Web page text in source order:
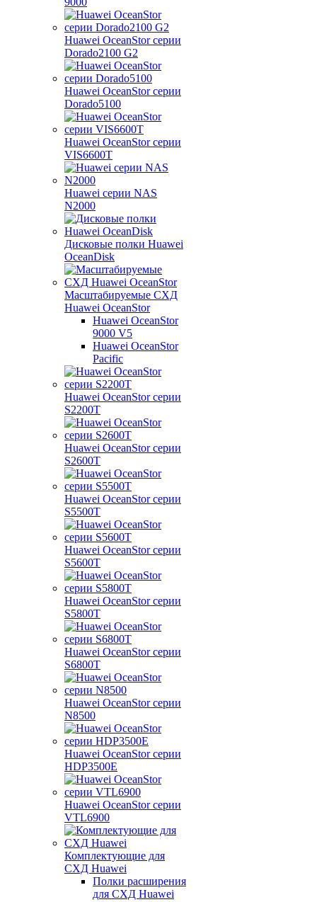
Huawei OceanStor серии
Dorado2100 G2
Huawei OceanStor серии
Dorado5100
Huawei OceanStor серии
VIS6600T
Huawei серии NAS
N2000
Дисковые полки Huawei
OceanDisk
Масштабируемые СХД
Huawei OceanStor
Huawei OceanStor
9000 V5
Huawei OceanStor
Pacific
Huawei OceanStor серии
S2200T
Huawei OceanStor серии
S2600T
Huawei OceanStor серии
S5500T
Huawei OceanStor серии
S5600T
Huawei OceanStor серии
S5800T
Huawei OceanStor серии
S6800T
Huawei OceanStor серии
N8500
Huawei OceanStor серии
HDP3500E
Huawei OceanStor серии
VTL6900
Комплектующие для
СХД Huawei
Полки расширения
для СХД Huawei